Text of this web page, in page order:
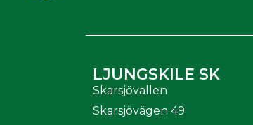
LJUNGSKILE SK
Skarsjövallen
Skarsjövägen 49